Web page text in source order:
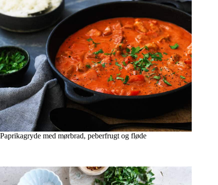
Paprikagryde med mørbrad, peberfrugt og fløde